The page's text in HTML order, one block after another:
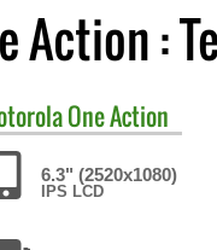
Action :
One Action
6.3" (2520x1080)
IPS LCD